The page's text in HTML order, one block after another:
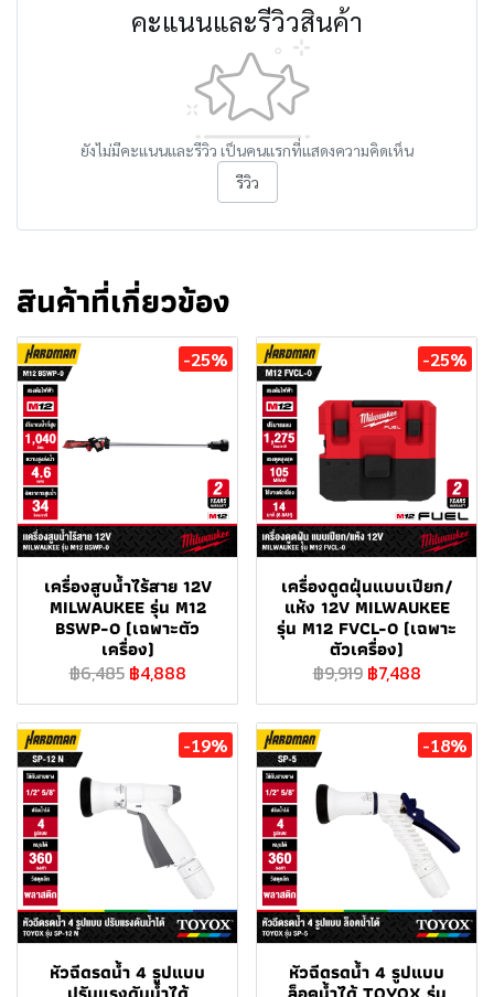
คะแนนและรีวิวสินค้า
ยังไม่มีคะแนนและรีวิว เป็นคนแรกที่แสดงความคิดเห็น
รีวิว
สินค้าที่เกี่ยวข้อง
-25%
เครื่องสูบน้ำไร้สาย 12V
MILWAUKEE รุ่น M12
BSWP-0 (เฉพาะตัว
เครื่อง)
฿6,485 ฿4,888
-25%
เครื่องดูดฝุ่นแบบเปียก/
แห้ง 12V MILWAUKEE
รุ่น M12 FVCL-0 (เฉพาะ
ตัวเครื่อง)
฿9,919 ฿7,488
-19%
หัวฉีดรดน้ำ 4 รูปแบบ
-18%
หัวฉีดรดน้ำ 4 รูปแบบ